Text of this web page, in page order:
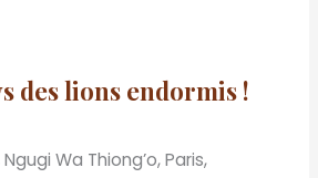
des lions endormis !
Wa Thiong’o, Paris,